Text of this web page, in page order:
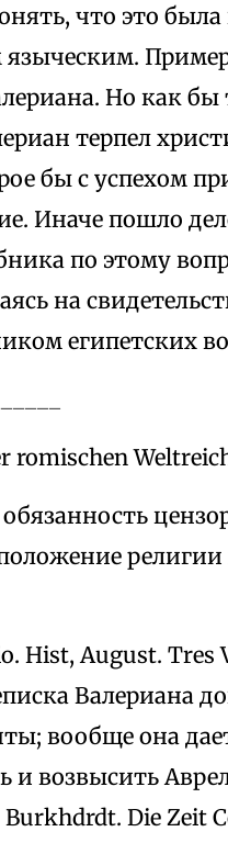
что это
Но как
терпел
бы с успехом
Иначе пошло
по этому
на
египетских
romischen
Hist, August. Tres
Валериана
вообще она
и возвысить
Die Zeit